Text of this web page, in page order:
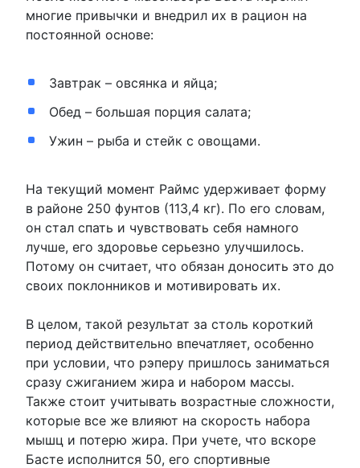
многие привычки и внедрил их в рацион на
постоянной основе:
Завтрак – овсянка и яйца;
Обед – большая порция салата;
Ужин – рыба и стейк с овощами.
На текущий момент Раймс удерживает форму
в районе 250 фунтов (113,4 кг). По его словам,
он стал спать и чувствовать себя намного
лучше, его здоровье серьезно улучшилось.
Потому он считает, что обязан доносить это до
своих поклонников и мотивировать их.
В целом, такой результат за столь короткий
период действительно впечатляет, особенно
при условии, что рэперу пришлось заниматься
сразу сжиганием жира и набором массы.
Также стоит учитывать возрастные сложности,
которые все же влияют на скорость набора
мышц и потерю жира. При учете, что вскоре
Басте исполнится 50, его спортивные